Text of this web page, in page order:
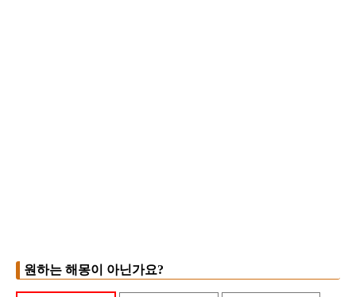
원하는 해몽이 아닌가요?